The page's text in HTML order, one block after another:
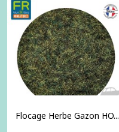
Flocage Herbe Gazon HO...